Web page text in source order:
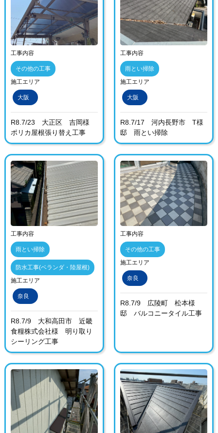
工事内容
その他の工事
施工エリア
大阪
R8.7/23 大正区 吉岡様
ポリカ屋根張り替え工事
工事内容
雨とい掃除
施工エリア
大阪
R8.7/17 河内長野市 T様
邸 雨とい掃除
工事内容
雨とい掃除
防水工事(ベランダ・陸屋根)
施工エリア
奈良
R8.7/9 大和高田市 近畿
食糧株式会社様 明り取り
シーリング工事
工事内容
その他の工事
施工エリア
奈良
R8.7/9 広陵町 松本様
邸 バルコニータイル工事